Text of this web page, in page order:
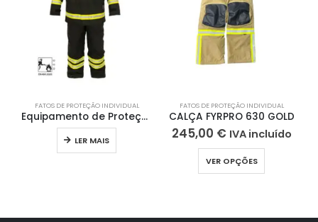
FATOS DE PROTEÇÃO INDIVIDUAL
Equipamento de Proteção Individual Estrutural FYRPRO® XPERT
LER MAIS
FATOS DE PROTEÇÃO INDIVIDUAL
CALÇA FYRPRO 630 GOLD
245,00 € IVA incluído
VER OPÇÕES